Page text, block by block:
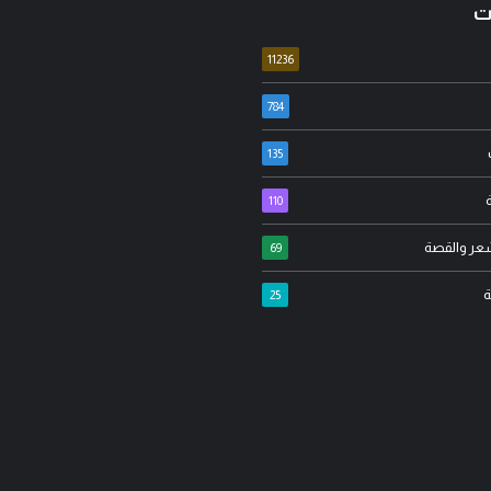
عندما يُستغل علم
الفتنة..!
11236
784
135
110
والقصة 69
25